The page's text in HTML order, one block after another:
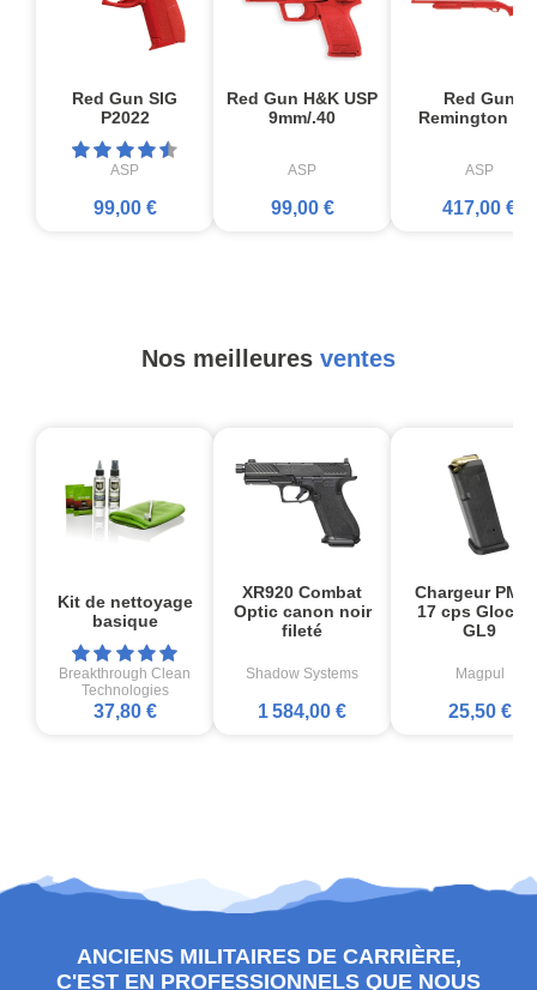
Red Gun SIG
P2022
ASP
99,00 €
Red Gun H&K USP
9mm/.40
ASP
99,00 €
Red Gun
Remington
ASP
417,00 €
Nos meilleures ventes
Kit de nettoyage
basique
Breakthrough Clean
Technologies
37,80 €
XR920 Combat
Optic canon noir
fileté
Shadow Systems
1 584,00 €
Chargeur
17 cps
GL9
Magpul
25,50 €
ANCIENS MILITAIRES DE CARRIÈRE,
C'EST EN PROFESSIONNELS QUE NOUS